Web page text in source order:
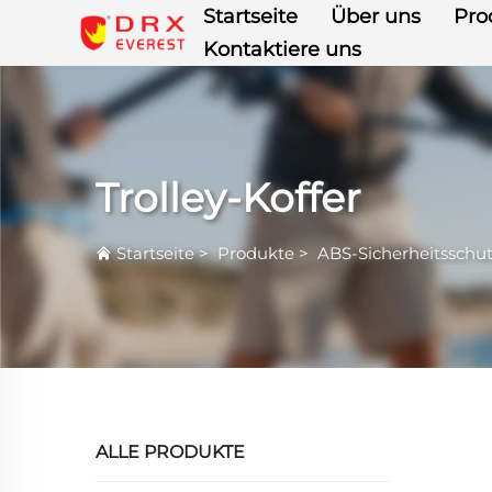
Startseite Über uns
Kontaktiere uns
Trolley-Koffer
Startseite>Produkte > ABS-
ALLE PRODUKTE